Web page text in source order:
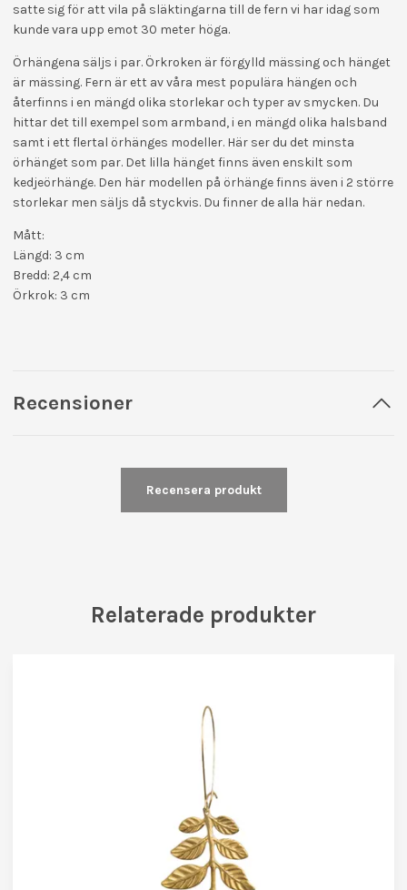
satte sig för att vila på släktingarna till de fern vi har idag som
kunde vara upp emot 30 meter höga.
Örhängena säljs i par. Örkroken är förgylld mässing och hänget
är mässing. Fern är ett av våra mest populära hängen och
återfinns i en mängd olika storlekar och typer av smycken. Du
hittar det till exempel som armband, i en mängd olika halsband
samt i ett flertal örhänges modeller. Här ser du det minsta
örhänget som par. Det lilla hänget finns även enskilt som
kedjeörhänge. Den här modellen på örhänge finns även i 2 större
storlekar men säljs då styckvis. Du finner de alla här nedan.
Mått:
Längd: 3 cm
Bredd: 2,4 cm
Örkrok: 3 cm
Recensioner
Recensera produkt
Relaterade produkter